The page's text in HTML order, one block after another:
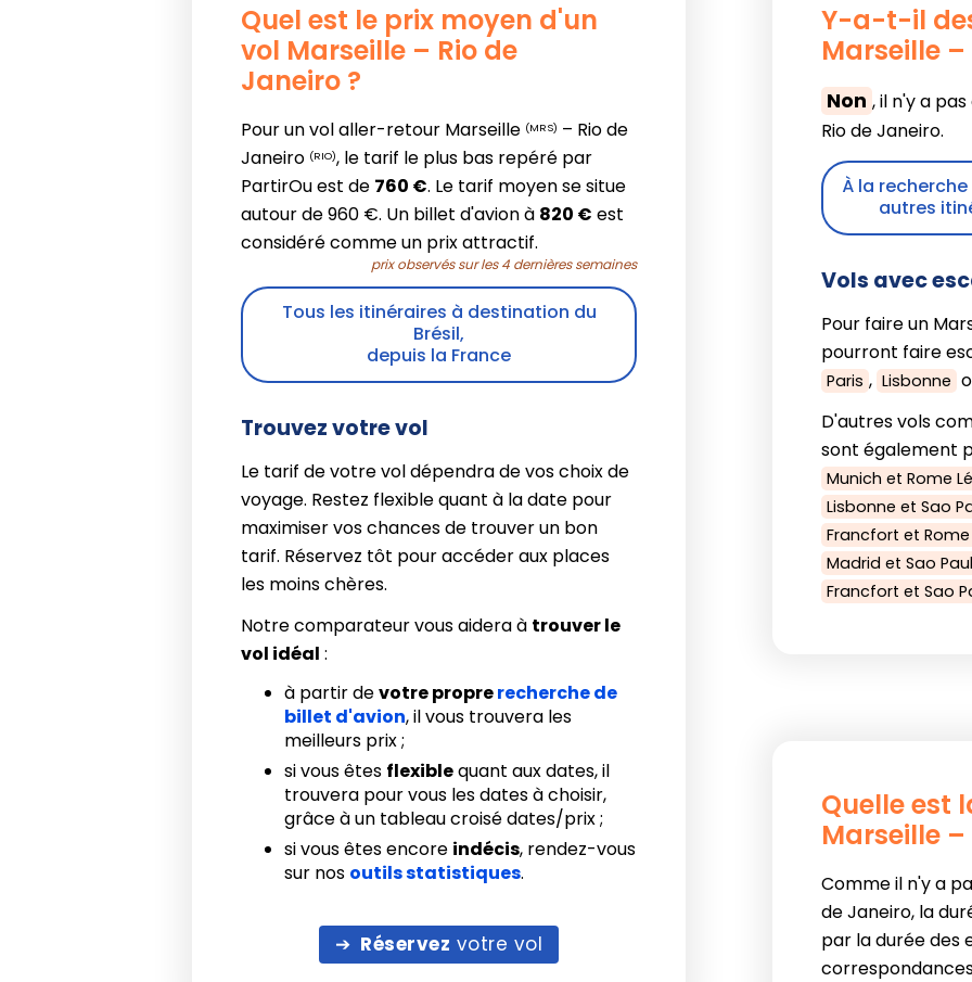
Quel est le prix moyen d'un
vol Marseille – Rio de
Janeiro ?
Pour un vol aller-retour Marseille (MRS) – Rio de
Janeiro (RIO), le tarif le plus bas repéré par
PartirOu est de 760 €. Le tarif moyen se situe
autour de 960 €. Un billet d'avion à 820 € est
considéré comme un prix attractif.
prix observés sur les 4 dernières semaines
Tous les itinéraires à destination du
Brésil,
depuis la France
Trouvez votre vol
Le tarif de votre vol dépendra de vos choix de
voyage. Restez flexible quant à la date pour
maximiser vos chances de trouver un bon
tarif. Réservez tôt pour accéder aux places
les moins chères.
Notre comparateur vous aidera à trouver le
vol idéal :
à partir devotre proprerecherche de
billet d'avion, il vous trouvera les
meilleurs prix ;
si vous êtes flexiblequant aux dates, il
trouvera pour vous les dates à choisir,
grâce à un tableau croisé dates/prix ;
si vous êtes encore indécis, rendez-vous
sur nos outils statistiques.
Réservez votre vol
Y-a-t-il
Marseille –
Non , il n'y a
Rio de Janeiro.
À la
autres
Vols avec
Pour faire un
pourront faire
Paris , Lisbonne
D'autres vols
sont également
Munich et Rome
Lisbonne et Sao
Francfort et
Madrid et Sao
Francfort et Sao
Quelle est
Marseille –
Comme il n'y a
de Janeiro, la
par la durée des